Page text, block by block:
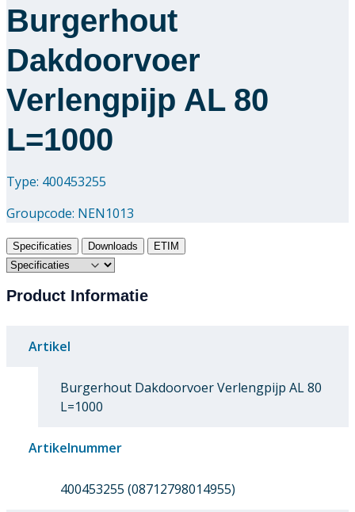
Burgerhout
Dakdoorvoer
Verlengpijp AL 80
L=1000
Type: 400453255
Groupcode: NEN1013
Specificaties Downloads ETIM
Product Informatie
Artikel
Burgerhout Dakdoorvoer Verlengpijp AL 80
L=1000
Artikelnummer
400453255 (08712798014955)